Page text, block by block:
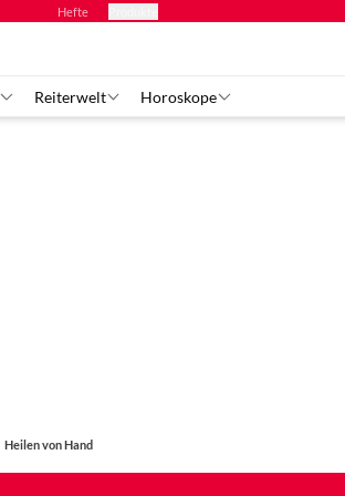
Hefte
Reiterwelt Horoskope
Heilen von Hand